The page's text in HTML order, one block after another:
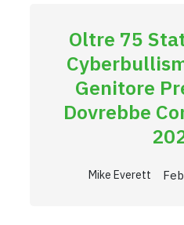
Oltre 75
Genitore
Dovrebbe
Mike Everett